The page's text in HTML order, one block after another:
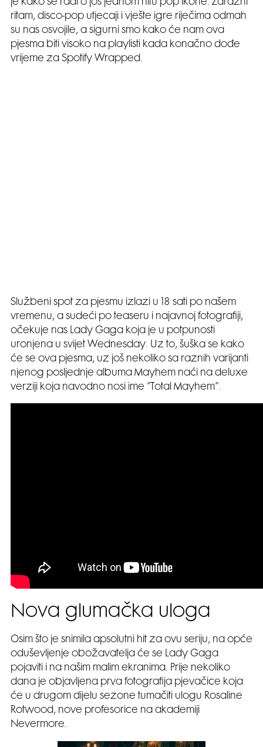
je kako se radi o još jednom hitu pop ikone. Zarazni
ritam, disco-pop utjecaji i vješte igre riječima odmah
su nas osvojile, a sigurni smo kako će nam ova
pjesma biti visoko na playlisti kada konačno dođe
vrijeme za Spotify Wrapped.
Službeni spot za pjesmu izlazi u 18 sati po našem
vremenu, a sudeći po teaseru i najavnoj fotografiji,
očekuje nas Lady Gaga koja je u potpunosti
uronjena u svijet Wednesday. Uz to, šuška se kako
će se ova pjesma, uz još nekoliko sa raznih varijanti
njenog posljednje albuma Mayhem naći na deluxe
verziji koja navodno nosi ime ”Total Mayhem”.
Nova glumačka uloga
Osim što je snimila apsolutni hit za ovu seriju, na opće
oduševljenje obožavatelja će se Lady Gaga
pojaviti i na našim malim ekranima. Prije nekoliko
dana je objavljena prva fotografija pjevačice koja
će u drugom dijelu sezone tumačiti ulogu Rosaline
Rotwood, nove profesorice na akademiji
Nevermore.